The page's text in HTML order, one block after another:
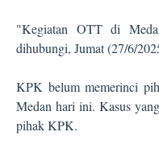
"Kegiatan OTT di
dihubungi, Jumat (27/6/
KPK belum memerinci
Medan hari ini. Kasus
pihak KPK.